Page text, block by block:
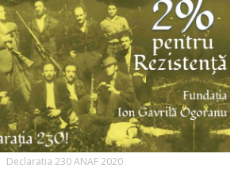
Declaratia 230 ANAF 2020